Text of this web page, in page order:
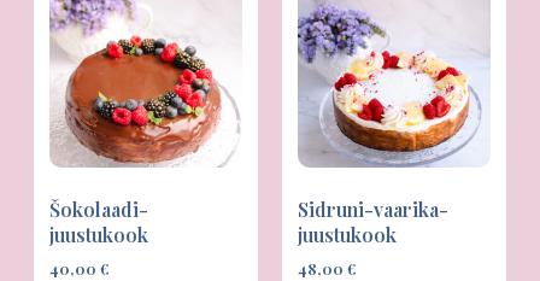
Šokolaadi-
juustukook
40,00 €
Sidruni-vaarika-
juustukook
48,00 €